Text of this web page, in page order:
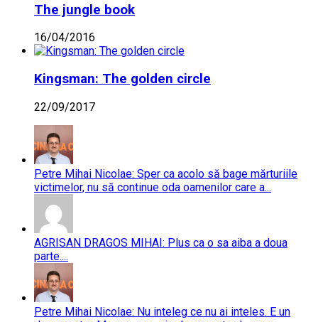
The jungle book
16/04/2016
Kingsman: The golden circle
22/09/2017
Petre Mihai Nicolae: Sper ca acolo să bage mărturiile
victimelor, nu să continue oda oamenilor care a...
AGRISAN DRAGOS MIHAI: Plus ca o sa aiba a doua
parte....
Petre Mihai Nicolae: Nu inteleg ce nu ai inteles. E un